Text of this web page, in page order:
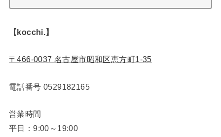
【kocchi.】
〒466-0037 名古屋市昭和区恵方町1-35
電話番号 0529182165
営業時間
平日：9:00～19:00